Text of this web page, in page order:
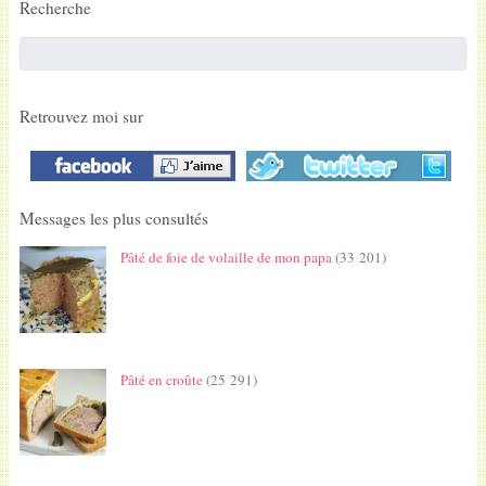
Recherche
Retrouvez moi sur
Messages les plus consultés
Pâté de foie de volaille de mon papa(33 201)
Pâté en croûte(25 291)